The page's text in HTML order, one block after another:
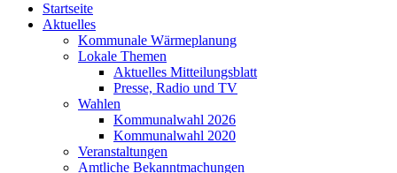
Startseite
Aktuelles
Kommunale Wärmeplanung
Lokale Themen
Aktuelles Mitteilungsblatt
Presse, Radio und TV
Wahlen
Kommunalwahl 2026
Kommunalwahl 2020
Veranstaltungen
Amtliche Bekanntmachungen